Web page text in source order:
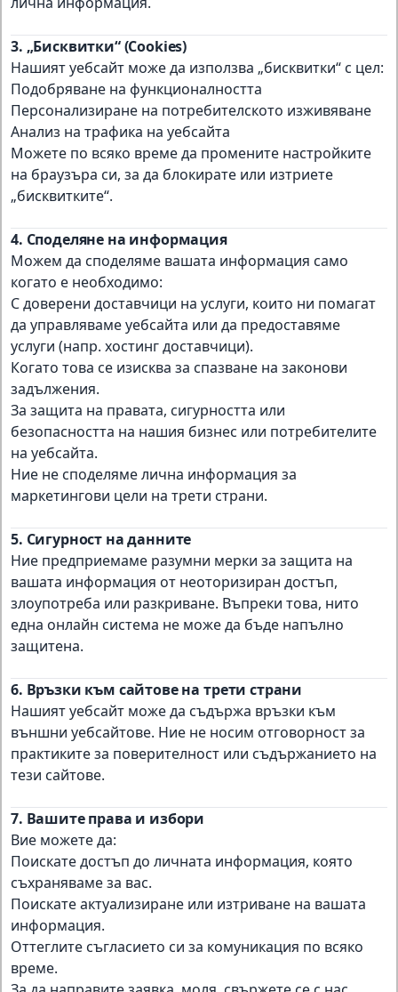
3. „Бисквитки“ (Cookies)
Нашият уебсайт може да използва „бисквитки“ с цел:
Подобряване на функционалността
Персонализиране на потребителското изживяване
Анализ на трафика на уебсайта
Можете по всяко време да промените настройките
на браузъра си, за да блокирате или изтриете
„бисквитките“.
4. Споделяне на информация
Можем да споделяме вашата информация само
когато е необходимо:
С доверени доставчици на услуги, които ни помагат
да управляваме уебсайта или да предоставяме
услуги (напр. хостинг доставчици).
Когато това се изисква за спазване на законови
задължения.
За защита на правата, сигурността или
безопасността на нашия бизнес или потребителите
на уебсайта.
Ние не споделяме лична информация за
маркетингови цели на трети страни.
5. Сигурност на данните
Ние предприемаме разумни мерки за защита на
вашата информация от неоторизиран достъп,
злоупотреба или разкриване. Въпреки това, нито
една онлайн система не може да бъде напълно
защитена.
6. Връзки към сайтове на трети страни
Нашият уебсайт може да съдържа връзки към
външни уебсайтове. Ние не носим отговорност за
практиките за поверителност или съдържанието на
тези сайтове.
7. Вашите права и избори
Вие можете да:
Поискате достъп до личната информация, която
съхраняваме за вас.
Поискате актуализиране или изтриване на вашата
информация.
Оттеглите съгласието си за комуникация по всяко
време.